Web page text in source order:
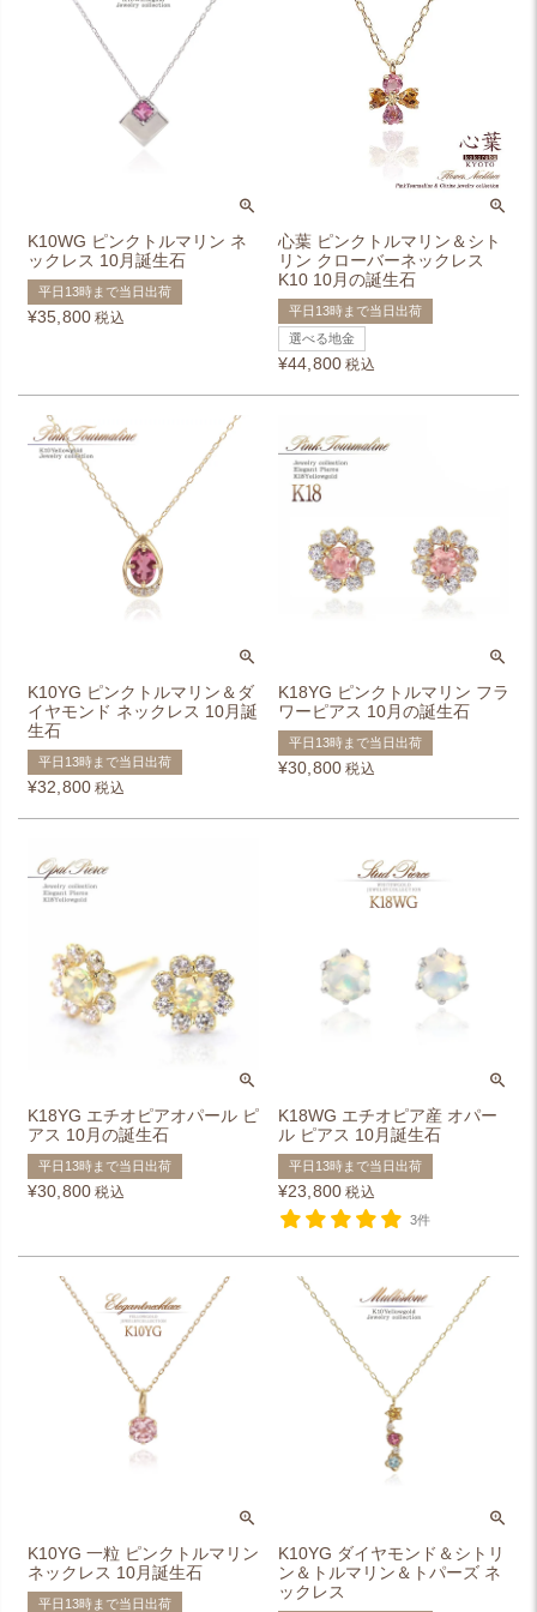
K10WG ピンクトルマリン ネ
ックレス 10月誕生石
平日13時まで当日出荷
¥35,800 税込
心葉 ピンクトルマリン＆シト
リン クローバーネックレス
K10 10月の誕生石
平日13時まで当日出荷
選べる地金
¥44,800 税込
K10YG ピンクトルマリン＆ダ
イヤモンド ネックレス 10月誕
生石
平日13時まで当日出荷
¥32,800 税込
K18YG ピンクトルマリン フラ
ワーピアス 10月の誕生石
平日13時まで当日出荷
¥30,800 税込
K18YG エチオピアオパール ピ
アス 10月の誕生石
平日13時まで当日出荷
¥30,800 税込
K18WG エチオピア産 オパー
ル ピアス 10月誕生石
平日13時まで当日出荷
¥23,800 税込
3件
K10YG 一粒 ピンクトルマリン
ネックレス 10月誕生石
平日13時まで当日出荷
K10YG ダイヤモンド＆シトリ
ン＆トルマリン＆トパーズ ネ
ックレス